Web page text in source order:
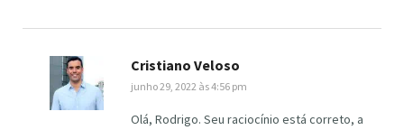
Cristiano Veloso
junho 29, 2022 às 4:56 pm
Olá, Rodrigo. Seu raciocínio está correto, a